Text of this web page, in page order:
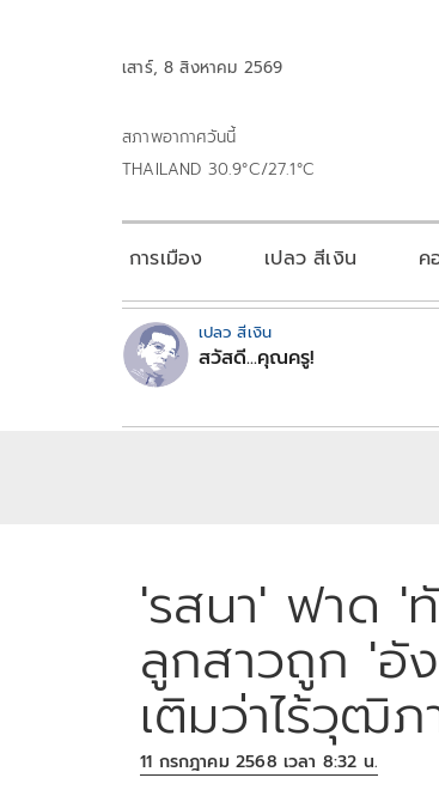
เสาร์, 8 สิงหาคม 2569
สภาพอากาศวันนี้
THAILAND 30.9°C/27.1°C
การเมือง เปลว สีเงิน ค
เปลว สีเงิน
สวัสดี...คุณครู!
'รสนา' ฟาด '
ลูกสาวถูก 'อั
เติมว่าไร้วุฒิภ
11 กรกฎาคม 2568 เวลา 8:32 น.